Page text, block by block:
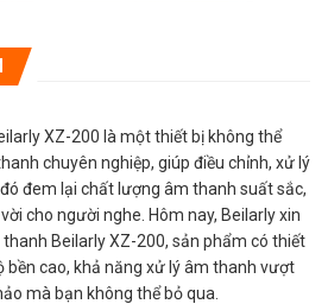
XZ-200 là một thiết bị không thể
chuyên nghiệp, giúp điều chỉnh, xử lý
đem lại chất lượng âm thanh suất sắc,
cho người nghe. Hôm nay, Beilarly xin
Beilarly XZ-200, sản phẩm có thiết
bền cao, khả năng xử lý âm thanh vượt
mà bạn không thể bỏ qua.